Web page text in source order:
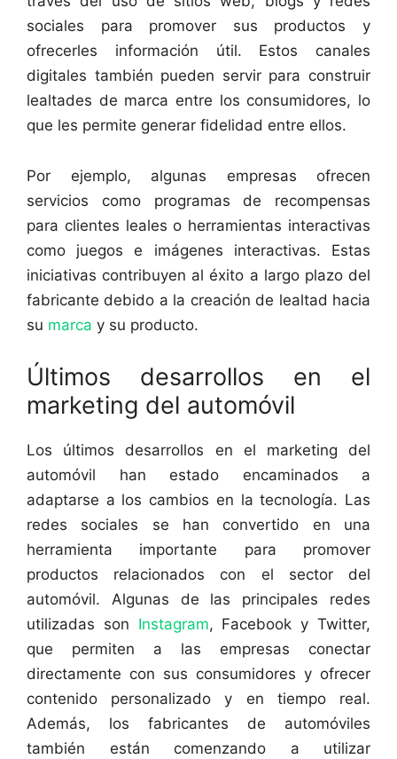
sociales para promover sus productos y
ofrecerles información útil. Estos canales
digitales también pueden servir para construir
lealtades de marca entre los consumidores, lo
que les permite generar fidelidad entre ellos.
Por ejemplo, algunas empresas ofrecen
servicios como programas de recompensas
para clientes leales o herramientas interactivas
como juegos e imágenes interactivas. Estas
iniciativas contribuyen al éxito a largo plazo del
fabricante debido a la creación de lealtad hacia
su marca y su producto.
Últimos desarrollos en el
marketing del automóvil
Los últimos desarrollos en el marketing del
automóvil han estado encaminados a
adaptarse a los cambios en la tecnología. Las
redes sociales se han convertido en una
herramienta importante para promover
productos relacionados con el sector del
automóvil. Algunas de las principales redes
utilizadas son Instagram, Facebook y Twitter,
que permiten a las empresas conectar
directamente con sus consumidores y ofrecer
contenido personalizado y en tiempo real.
Además, los fabricantes de automóviles
también están comenzando a utilizar